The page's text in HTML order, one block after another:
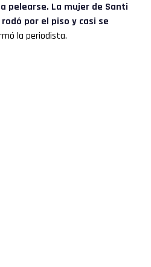
pelearse. La mujer de Santi
por el piso y casi se
la periodista.